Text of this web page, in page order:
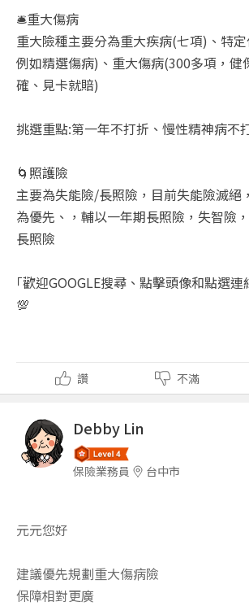
🛎️重大傷病
重大險種主要分為重大疾病(七項)、特定
例如精選傷病)、重大傷病(300多項，健
確、見卡就賠)
挑選重點:第一年不打折、慢性精神病不
🌀照護險
主要為失能險/長照險，目前失能險滅絕
為優先、，輔以一年期長照險，失智險
長照險
｢歡迎GOOGLE搜尋、點擊頭像和點選
💯
讚 不滿
Debby Lin
保險業務員
台中市
元元您好
建議優先規劃重大傷病險
保障相對更廣